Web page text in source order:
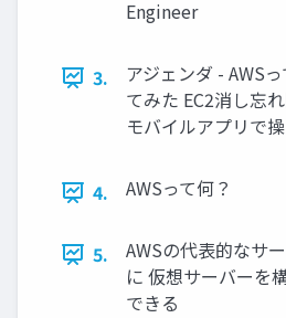
Engineer
3.
アジェンダ - AWS
てみた EC2消し忘
モバイルアプリで
4. AWSって何？
5.
AWSの代表的なサ
に 仮想サーバーを
できる